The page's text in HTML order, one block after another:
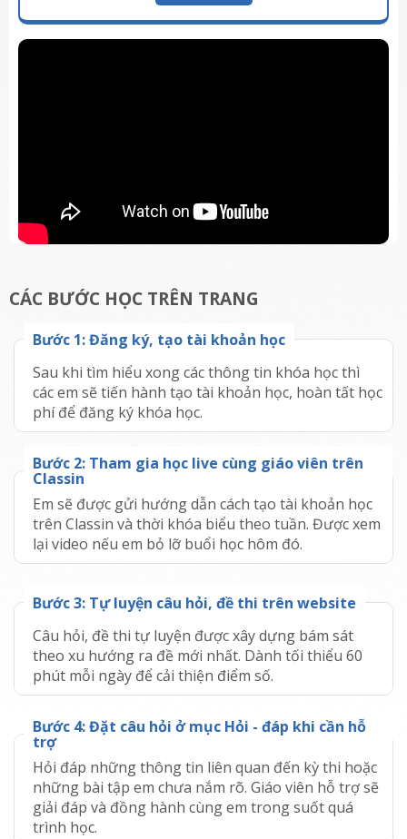
CÁC BƯỚC HỌC TRÊN TRANG
Bước 1:Đăng ký, tạo tài khoản học
Sau khi tìm hiểu xong các thông tin khóa học thì
các em sẽ tiến hành tạo tài khoản học, hoàn tất học
phí để đăng ký khóa học.
Bước 2: Tham gia học live cùng giáo viên trên
Classin
Em sẽ được gửi hướng dẫn cách tạo tài khoản học
trên Classin và thời khóa biểu theo tuần. Được xem
lại video nếu em bỏ lỡ buổi học hôm đó.
Bước3: Tự luyện câu hỏi, đề thi trên website
Câu hỏi, đề thi tự luyện được xây dựng bám sát
theo xu hướng ra đề mới nhất. Dành tối thiểu 60
phút mỗi ngày để cải thiện điểm số.
Bước 4:Đặt câu hỏi ở mục Hỏi - đáp khi cần hỗ
trợ
Hỏi đáp những thông tin liên quan đến kỳ thi hoặc
những bài tập em chưa nắm rõ. Giáo viên hỗ trợ sẽ
giải đáp và đồng hành cùng em trong suốt quá
trình học.